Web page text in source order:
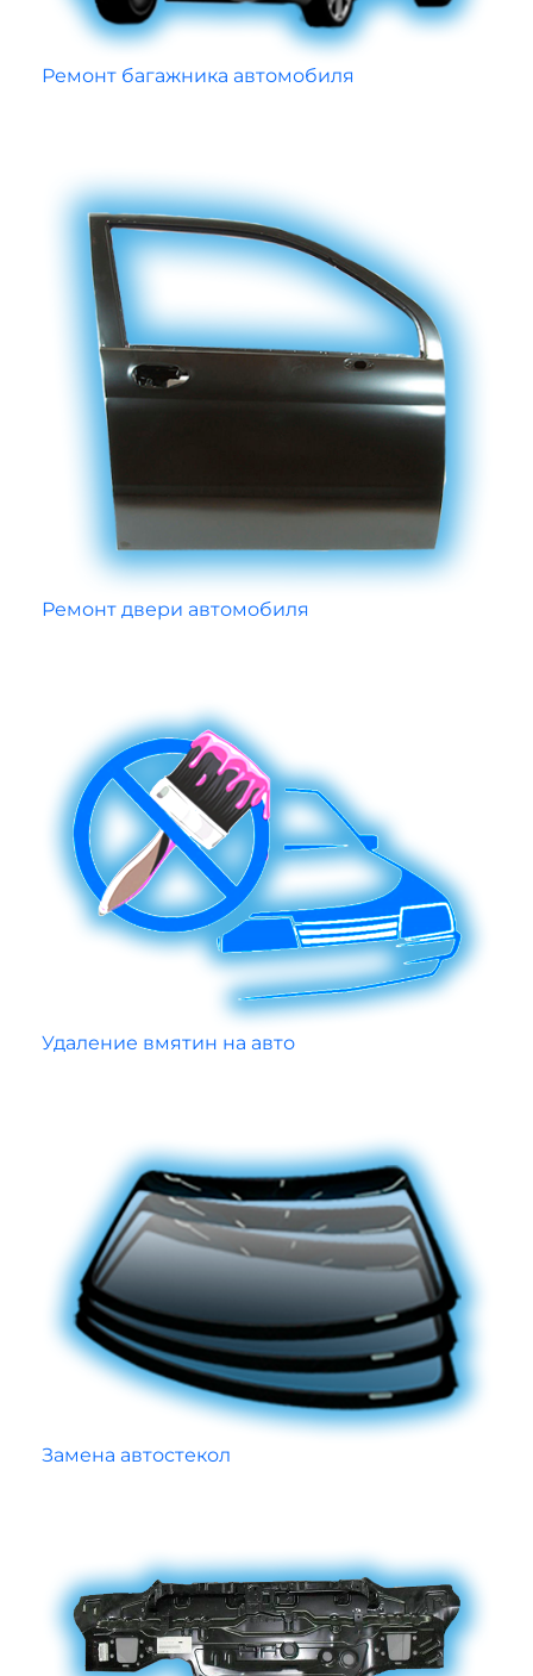
Ремонт багажника автомобиля
Ремонт двери автомобиля
Удаление вмятин на авто
Замена автостекол